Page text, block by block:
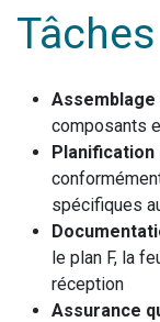
Tâches
composants
spécifiques
le plan F, la
réception
Assurance